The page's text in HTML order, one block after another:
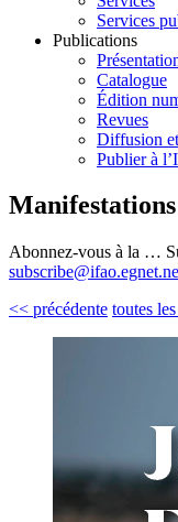
Services
Publications
Catalogue
Édition
Revues
Diffusion
Publier à
Abonnez-vous à la …
<< précédente toutes